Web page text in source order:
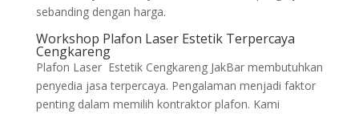
sebanding dengan harga.
Workshop Plafon Laser Estetik Terpercaya
Cengkareng
Plafon Laser Estetik Cengkareng JakBar membutuhkan
penyedia jasa terpercaya. Pengalaman menjadi faktor
penting dalam memilih kontraktor plafon. Kami